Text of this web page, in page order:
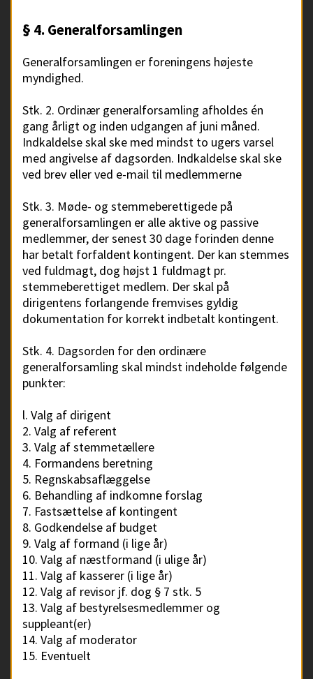
§ 4. Generalforsamlingen
Generalforsamlingen er foreningens højeste
myndighed.
Stk. 2. Ordinær generalforsamling afholdes én
gang årligt og inden udgangen af juni måned.
Indkaldelse skal ske med mindst to ugers varsel
med angivelse af dagsorden. Indkaldelse skal ske
ved brev eller ved e-mail til medlemmerne
Stk. 3. Møde- og stemmeberettigede på
generalforsamlingen er alle aktive og passive
medlemmer, der senest 30 dage forinden denne
har betalt forfaldent kontingent. Der kan stemmes
ved fuldmagt, dog højst 1 fuldmagt pr.
stemmeberettiget medlem. Der skal på
dirigentens forlangende fremvises gyldig
dokumentation for korrekt indbetalt kontingent.
Stk. 4. Dagsorden for den ordinære
generalforsamling skal mindst indeholde følgende
punkter:
l. Valg af dirigent
2. Valg af referent
3. Valg af stemmetællere
4. Formandens beretning
5. Regnskabsaflæggelse
6. Behandling af indkomne forslag
7. Fastsættelse af kontingent
8. Godkendelse af budget
9. Valg af formand (i lige år)
10. Valg af næstformand (i ulige år)
11. Valg af kasserer (i lige år)
12. Valg af revisor jf. dog § 7 stk. 5
13. Valg af bestyrelsesmedlemmer og
suppleant(er)
14. Valg af moderator
15. Eventuelt